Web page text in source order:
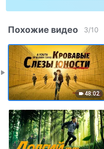
Похожие видео 3/10
48:02